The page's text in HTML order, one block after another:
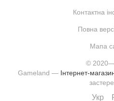
Контактна
Повна
Мапа
©
Gameland — Інтернет-
Укр